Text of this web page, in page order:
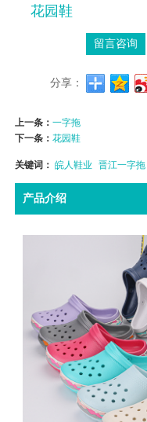
花园鞋
留言咨询
分享：
上一条：一字拖
下一条：花园鞋
关键词：皖人鞋业 晋江一字拖
产品介绍